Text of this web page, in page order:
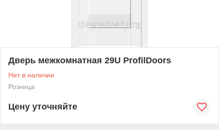
Дверь межкомнатная 29U ProfilDoors
Нет в наличии
Розница
Цену уточняйте